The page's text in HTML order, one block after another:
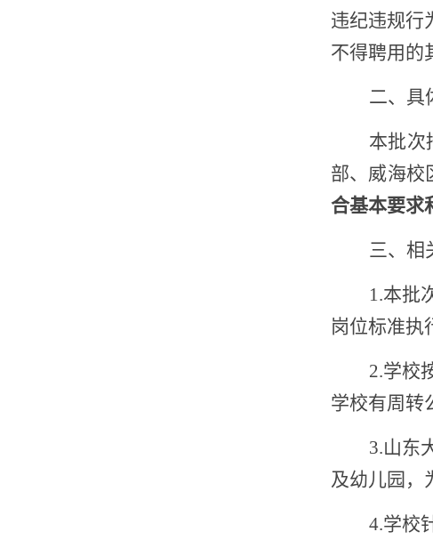
违纪违规行
不得聘用的
二、 具
本批次
部、威海校
合基本要求
三、相
1.本批
岗位标准执
2.学校
学校有周转
3.山东
及幼儿园，
4.学校